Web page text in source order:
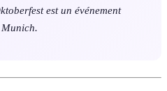
est un événement